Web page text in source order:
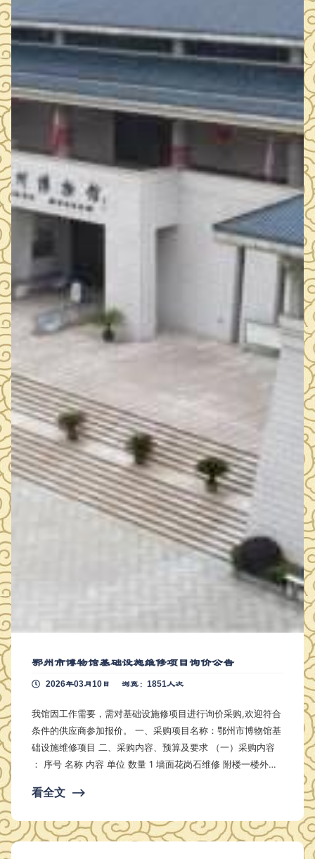
鄂州市博物馆基础设施维修项目询价公告
2026年03月10日 浏览：1851人次
我馆因工作需要，需对基础设施修项目进行询价采购,欢迎符合
条件的供应商参加报价。 一、采购项目名称：鄂州市博物馆基
础设施维修项目 二、采购内容、预算及要求 （一）采购内容
： 序号 名称 内容 单位 数量 1 墙面花岗石维修 附楼一楼外墙
岗石更换 平方 3 2 附楼屋面天沟清理、排水管疏通 8条排水管
通及淤泥、杂物清理…
看全文 ⟶